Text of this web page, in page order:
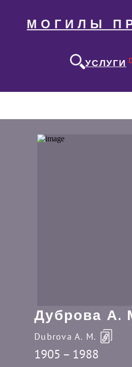
МОГИЛЫ
УСЛУГИ
Дуброва А.
Dubrova A. M.
1905 – 1988